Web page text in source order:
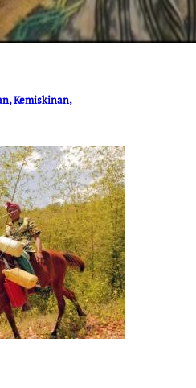
Kemiskinan,